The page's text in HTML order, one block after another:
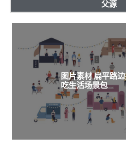
父源
图片素材 扁平路
吃生活场景包